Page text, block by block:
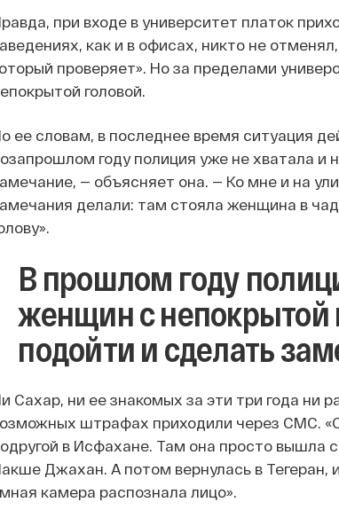
при входе в университет платок
как и в офисах, никто не
проверяет». Но за пределами
головой.
ее словам, в последнее время ситуация
году полиция уже не хватала и
— объясняет она. — Ко мне и на
делали: там стояла женщина в
В прошлом году
женщин с непокрытой
подойти и сделать
Сахар, ни ее знакомых за эти три года ни
штрафах приходили через СМС.
в Исфахане. Там она просто вышла
Джахан. А потом вернулась в
камера распознала лицо».